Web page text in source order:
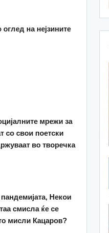
на нејзините
мрежи за
со свои поетски
во творечка
Некои
смисла ќе се
мисли Кацаров?